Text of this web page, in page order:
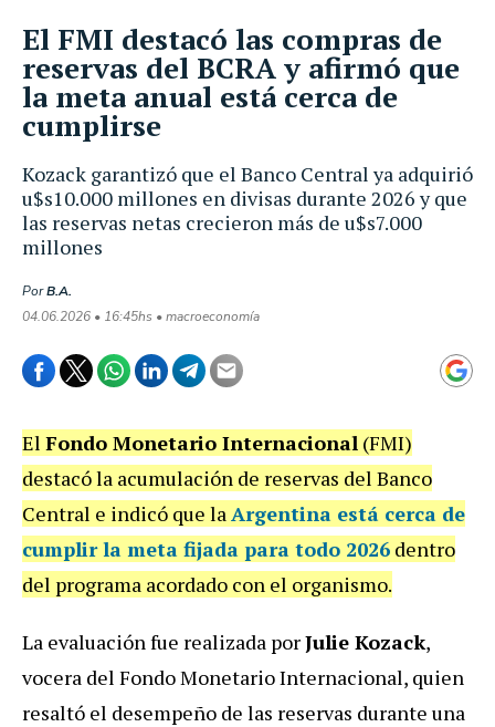
Kozack garantizó que el Banco Central ya adquirió
u$s10.000 millones en divisas durante 2026 y que
las reservas netas crecieron más de u$s7.000
millones
PorB.A.
04.06.2026 • 16:45hs • macroeconomía
El FMI destacó las compras de
reservas del BCRA y afirmó que
la meta anual está cerca de
cumplirse
El Fondo Monetario Internacional (FMI)
destacó la acumulación de reservas del Banco
Central e indicó que laArgentina está cerca de
cumplir la meta fijada para todo 2026 dentro
del programa acordado con el organismo.
La evaluación fue realizada porJulie Kozack,
vocera del Fondo Monetario Internacional, quien
resaltó el desempeño de las reservas durante una